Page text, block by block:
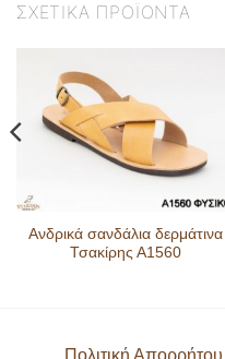
ΣΧΕΤΙΚΆ ΠΡΟΪΌΝΤΑ
Ανδρικά σανδάλια δερμάτινα
Τσακίρης Α1560